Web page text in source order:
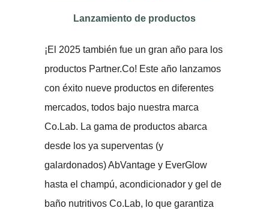
Lanzamiento de productos
¡El 2025 también fue un gran año para los
productos Partner.Co! Este año lanzamos
con éxito nueve productos en diferentes
mercados, todos bajo nuestra marca
Co.Lab. La gama de productos abarca
desde los ya superventas (y
galardonados) AbVantage y EverGlow
hasta el champú, acondicionador y gel de
baño nutritivos Co.Lab, lo que garantiza